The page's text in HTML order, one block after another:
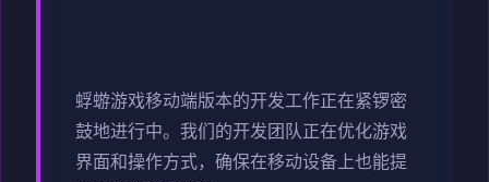
蜉蝣游戏移动端版本的开发工作正在紧锣密
鼓地进行中。我们的开发团队正在优化游戏
界面和操作方式，确保在移动设备上也能提